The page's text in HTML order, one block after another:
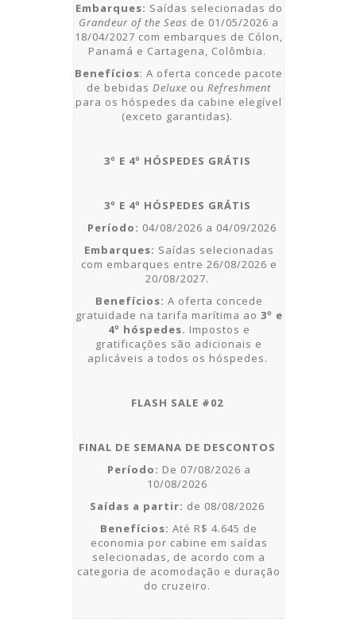
Embarques: Saídas selecionadas do
Grandeur of the Seas de 01/05/2026 a
18/04/2027 com embarques de Cólon,
Panamá e Cartagena, Colômbia.
Benefícios: A oferta concede pacote
de bebidas Deluxe ou Refreshment
para os hóspedes da cabine elegível
(exceto garantidas).
3º E 4º HÓSPEDES GRÁTIS
3º E 4º HÓSPEDES GRÁTIS
Período: 04/08/2026 a 04/09/2026
Embarques: Saídas selecionadas
com embarques entre 26/08/2026 e
20/08/2027.
Benefícios: A oferta concede
gratuidade na tarifa marítima ao 3º e
4º hóspedes. Impostos e
gratificações são adicionais e
aplicáveis a todos os hóspedes.
FLASH SALE #02
FINAL DE SEMANA DE DESCONTOS
Período: De 07/08/2026 a
10/08/2026
Saídas a partir: de 08/08/2026
Benefícios: Até R$ 4.645 de
economia por cabine em saídas
selecionadas, de acordo com a
categoria de acomodação e duração
do cruzeiro.